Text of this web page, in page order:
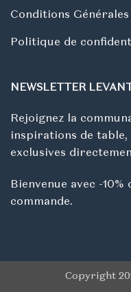
Conditions Générales
Politique de
NEWSLETTER
Rejoignez la
inspirations de
exclusives
Bienvenue avec -
commande.
Copyright